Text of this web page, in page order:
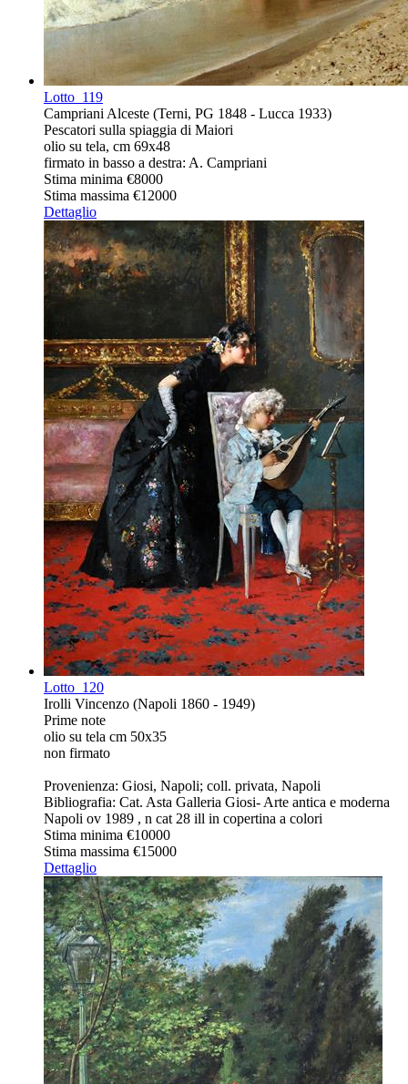
Lotto 119
Campriani Alceste (Terni, PG 1848 - Lucca 1933)
Pescatori sulla spiaggia di Maiori
olio su tela, cm 69x48
firmato in basso a destra: A. Campriani
Stima minima €8000
Stima massima €12000
Dettaglio
Lotto 120
Irolli Vincenzo (Napoli 1860 - 1949)
Prime note
olio su tela cm 50x35
non firmato
Provenienza: Giosi, Napoli; coll. privata, Napoli
Bibliografia: Cat. Asta Galleria Giosi- Arte antica e moderna
Napoli ov 1989 , n cat 28 ill in copertina a colori
Stima minima €10000
Stima massima €15000
Dettaglio